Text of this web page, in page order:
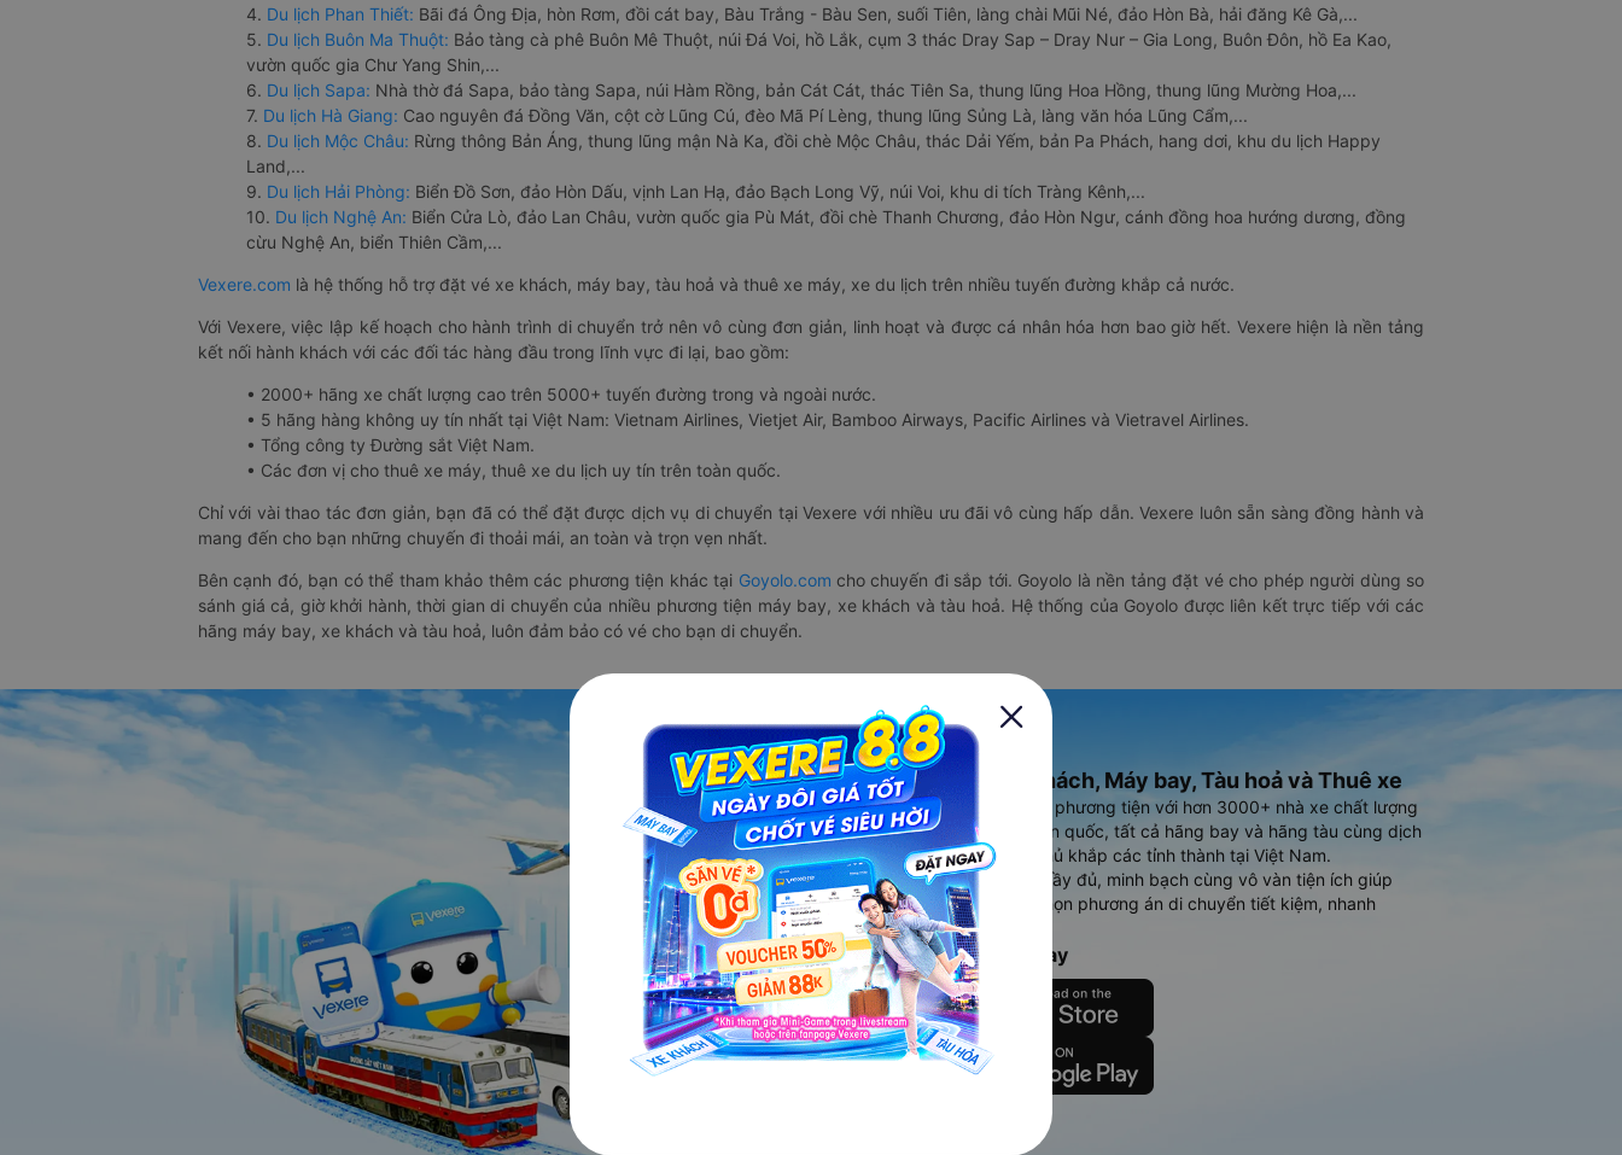
4. Du lịch Phan Thiết: Bãi đá Ông Địa, hòn Rơm, đồi cát bay, Bàu Trắng - Bàu Sen, suối Tiên, làng chài Mũi Né, đảo Hòn Bà, hải đăng Kê Gà,...
5. Du lịch Buôn Ma Thuột: Bảo tàng cà phê Buôn Mê Thuột, núi Đá Voi, hồ Lắk, cụm 3 thác Dray Sap – Dray Nur – Gia Long, Buôn Đôn, hồ Ea Kao,
vườn quốc gia Chư Yang Shin,...
6. Du lịch Sapa: Nhà thờ đá Sapa, bảo tàng Sapa, núi Hàm Rồng, bản Cát Cát, thác Tiên Sa, thung lũng Hoa Hồng, thung lũng Mường Hoa,...
7. Du lịch Hà Giang: Cao nguyên đá Đồng Văn, cột cờ Lũng Cú, đèo Mã Pí Lèng, thung lũng Sủng Là, làng văn hóa Lũng Cẩm,...
8. Du lịch Mộc Châu: Rừng thông Bản Áng, thung lũng mận Nà Ka, đồi chè Mộc Châu, thác Dải Yếm, bản Pa Phách, hang dơi, khu du lịch Happy
Land,...
9. Du lịch Hải Phòng: Biển Đồ Sơn, đảo Hòn Dấu, vịnh Lan Hạ, đảo Bạch Long Vỹ, núi Voi, khu di tích Tràng Kênh,...
10. Du lịch Nghệ An: Biển Cửa Lò, đảo Lan Châu, vườn quốc gia Pù Mát, đồi chè Thanh Chương, đảo Hòn Ngư, cánh đồng hoa hướng dương, đồng
cừu Nghệ An, biển Thiên Cầm,...
Vexere.com là hệ thống hỗ trợ đặt vé xe khách, máy bay, tàu hoả và thuê xe máy, xe du lịch trên nhiều tuyến đường khắp cả nước.
Với Vexere, việc lập kế hoạch cho hành trình di chuyển trở nên vô cùng đơn giản, linh hoạt và được cá nhân hóa hơn bao giờ hết. Vexere hiện là nền tảng
kết nối hành khách với các đối tác hàng đầu trong lĩnh vực đi lại, bao gồm:
• 2000+ hãng xe chất lượng cao trên 5000+ tuyến đường trong và ngoài nước.
• 5 hãng hàng không uy tín nhất tại Việt Nam: Vietnam Airlines, Vietjet Air, Bamboo Airways, Pacific Airlines và Vietravel Airlines.
• Tổng công ty Đường sắt Việt Nam.
• Các đơn vị cho thuê xe máy, thuê xe du lịch uy tín trên toàn quốc.
Chỉ với vài thao tác đơn giản, bạn đã có thể đặt được dịch vụ di chuyển tại Vexere với nhiều ưu đãi vô cùng hấp dẫn. Vexere luôn sẵn sàng đồng hành và
mang đến cho bạn những chuyến đi thoải mái, an toàn và trọn vẹn nhất.
Bên cạnh đó, bạn có thể tham khảo thêm các phương tiện khác tại Goyolo.com cho chuyến đi sắp tới. Goyolo là nền tảng đặt vé cho phép người dùng so
sánh giá cả, giờ khởi hành, thời gian di chuyển của nhiều phương tiện máy bay, xe khách và tàu hoả. Hệ thống của Goyolo được liên kết trực tiếp với các
hãng máy bay, xe khách và tàu hoả, luôn đảm bảo có vé cho bạn di chuyển.
Ứng dụng đặt vé Xe khách, Máy bay, Tàu hoả và Thuê xe
Vexere - ứng dụng đặt vé đa phương tiện với hơn 3000+ nhà xe chất lượng
cao, 5000+ tuyến đường toàn quốc, tất cả hãng bay và hãng tàu cùng dịch
vụ thuê xe máy, xe du lịch phủ khắp các tỉnh thành tại Việt Nam.
Ứng dụng hiển thị thông tin đầy đủ, minh bạch cùng vô vàn tiện ích giúp
người dùng so sánh và lựa chọn phương án di chuyển tiết kiệm, nhanh
chóng và phù hợp nhất.
Tải ứng dụng Vexere ngay